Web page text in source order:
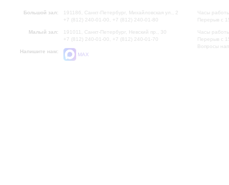
Большой зал:
191186, Санкт-Петербург, Михайловская ул., 2
+7 (812) 240-01-00, +7 (812) 240-01-80
Малый зал:
191011, Санкт-Петербург, Невский пр., 30
+7 (812) 240-01-00, +7 (812) 240-01-70
Напишите нам:
MAX
Часы
Перерыв с
Часы
Перерыв с
Вопросы